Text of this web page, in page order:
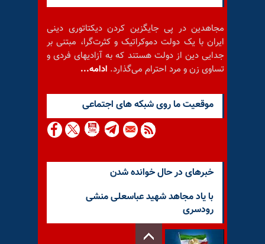
مجاهدین در پی جایگزین کردن دیکتاتوری دینی
ایران با یک دولت دموکراتیک و کثرت‌گرا، مبتنی بر
جدایی دین از دولت هستند که به آزادیهای فردی و
تساوی زن و مرد احترام می‌گذارد. ادامه...
موقعيت ما روى شبكه هاى اجتماعى
خبرهای در حال خوانده شدن
با یاد مجاهد شهید عباسعلی منشی
رودسری